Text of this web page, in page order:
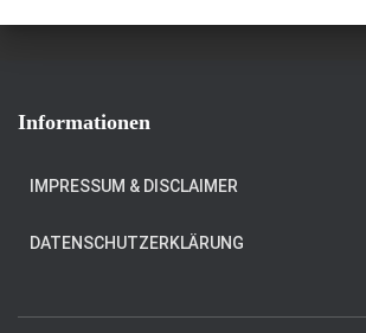
Informationen
IMPRESSUM & DISCLAIMER
DATENSCHUTZERKLÄRUNG